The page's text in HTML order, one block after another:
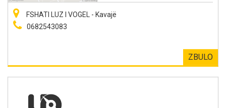
FSHATI LUZ I VOGEL - Kavajë
0682543083
ZBULO